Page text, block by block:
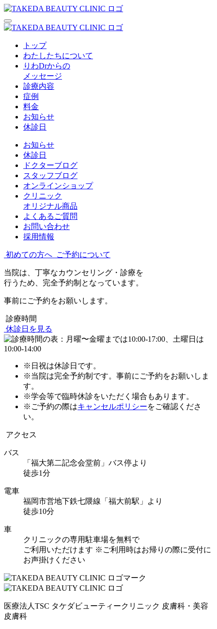
トップ
わたしたちについて
りわDrからの
メッセージ
診療内容
症例
料金
お知らせ
休診日
お知らせ
休診日
ドクターブログ
スタッフブログ
オンラインショップ
クリニック
オリジナル商品
よくあるご質問
お問い合わせ
採用情報
初めての方へ ご予約について
当院は、丁寧なカウンセリング・診療を
行うため、完全予約制となっています。
事前にご予約をお願いします。
診療時間
休診日を見る
※日祝は休診日です。
※当院は完全予約制です。事前にご予約をお願いしま
す。
※学会等で臨時休診をいただく場合もあります。
※ご予約の際はキャンセルポリシーをご確認くださ
い。
アクセス
バス
「福大第二記念会堂前」バス停より
徒歩1分
電車
福岡市営地下鉄七隈線「福大前駅」より
徒歩10分
車
クリニックの専用駐車場を無料で
ご利用いただけます ※ご利用時はお帰りの際に受付に
お声掛けください
医療法人TSC タケダビューティークリニック 皮膚科・美容
皮膚科